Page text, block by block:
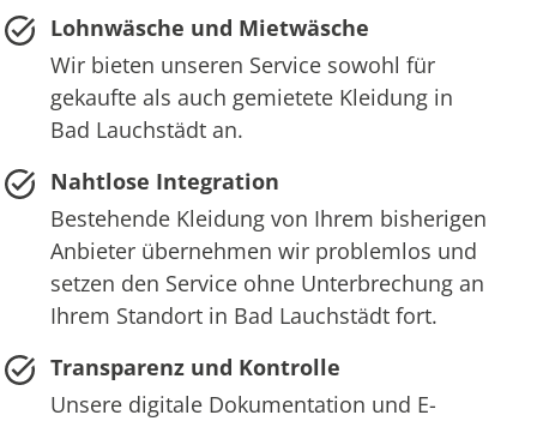
Lohnwäsche und Mietwäsche
Wir bieten unseren Service sowohl für
gekaufte als auch gemietete Kleidung in
Bad Lauchstädt an.
Nahtlose Integration
Bestehende Kleidung von Ihrem bisherigen
Anbieter übernehmen wir problemlos und
setzen den Service ohne Unterbrechung an
Ihrem Standort in Bad Lauchstädt fort.
Transparenz und Kontrolle
Unsere digitale Dokumentation und E-